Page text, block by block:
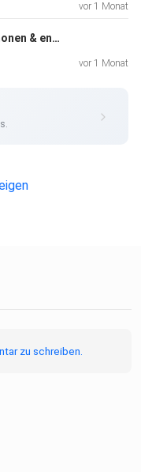
vor 1 Monat
Folge 109 - Dragon Ball, Dämonen & enttäuschte Rennfahrer
vor 1 Monat
zu schreiben.